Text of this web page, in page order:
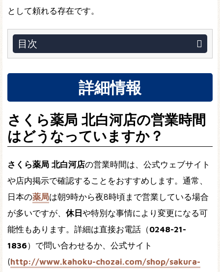
として頼れる存在です。
目次
詳細情報
さくら薬局 北白河店の営業時間
はどうなっていますか？
さくら薬局 北白河店の営業時間は、公式ウェブサイト
や店内掲示で確認することをおすすめします。通常、
日本の薬局は朝9時から夜8時頃まで営業している場合
が多いですが、 休日や特別な事情により変更になる可
能性もあります。詳細は直接お電話（0248-21-
1836）で問い合わせるか、公式サイト
(http://www.kahoku-chozai.com/shop/sakura-